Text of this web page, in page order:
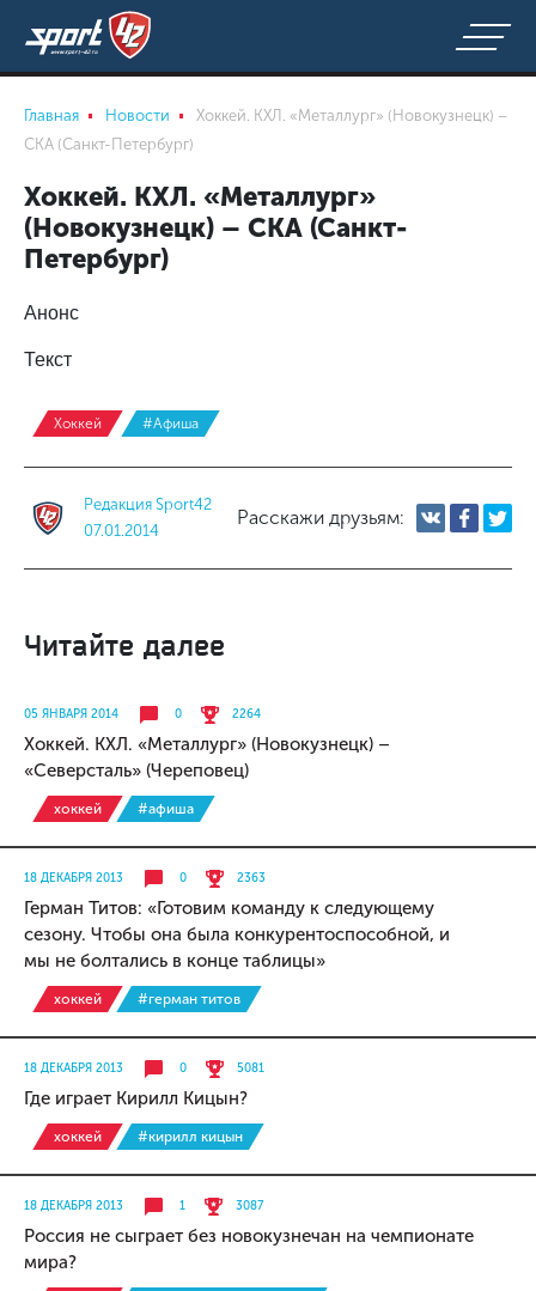
Главная Новости
Хоккей. КХЛ. «Металлург» (Новокузнецк) –
СКА (Санкт-Петербург)
Хоккей. КХЛ. «Металлург»
(Новокузнецк) – СКА (Санкт-
Петербург)
Анонс
Текст
Хоккей #Афиша
Редакция Sport42
07.01.2014
Расскажи друзьям:
Читайте далее
05 ЯНВАРЯ 2014 0 2264
Хоккей. КХЛ. «Металлург» (Новокузнецк) –
«Северсталь» (Череповец)
хоккей #афиша
18 ДЕКАБРЯ 2013 0 2363
Герман Титов: «Готовим команду к следующему
сезону. Чтобы она была конкурентоспособной, и
мы не болтались в конце таблицы»
хоккей #герман титов
18 ДЕКАБРЯ 2013 0 5081
Где играет Кирилл Кицын?
хоккей #кирилл кицын
18 ДЕКАБРЯ 2013 1 3087
Россия не сыграет без новокузнечан на чемпионате
мира?